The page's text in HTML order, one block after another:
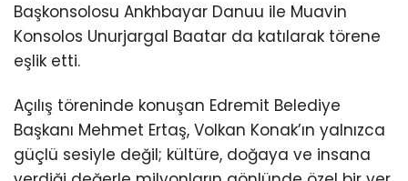
Başkonsolosu Ankhbayar Danuu ile Muavin
Konsolos Unurjargal Baatar da katılarak törene
eşlik etti.
Açılış töreninde konuşan Edremit Belediye
Başkanı Mehmet Ertaş, Volkan Konak’ın yalnızca
güçlü sesiyle değil; kültüre, doğaya ve insana